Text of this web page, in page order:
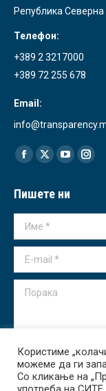
Република
Телефон:
+389 2 3217000
+389 72 255 678
Email:
Find us on:
Facebook
opens
in
X
opens
in
YouTube
opens
in
in
Пишете ни
Име *
E-mail *
Порака
Испрати
Користиме
можеме да ги
Со кликање на